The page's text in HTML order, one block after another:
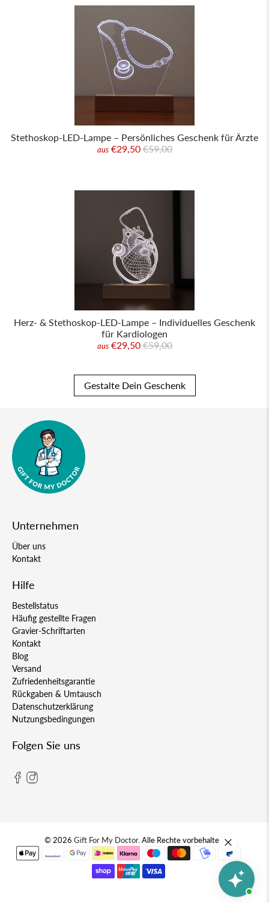
Stethoskop-LED-Lampe – Persönliches Geschenk für Ärzte
aus €29,50 €59,00
Herz- & Stethoskop-LED-Lampe – Individuelles Geschenk
für Kardiologen
aus €29,50 €59,00
Gestalte Dein Geschenk
Unternehmen
Über uns
Kontakt
Hilfe
Bestellstatus
Häufig gestellte Fragen
Gravier-Schriftarten
Kontakt
Blog
Versand
Zufriedenheitsgarantie
Rückgaben & Umtausch
Datenschutzerklärung
Nutzungsbedingungen
Folgen Sie uns
© 2026 Gift For My Doctor. Alle Rechte vorbehalten.